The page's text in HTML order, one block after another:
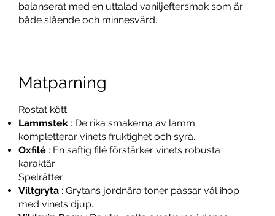
balanserat med en uttalad vaniljeftersmak som är
både slående och minnesvärd.
Matparning
Rostat kött:
Lammstek : De rika smakerna av lamm
kompletterar vinets fruktighet och syra.
Oxfilé : En saftig filé förstärker vinets robusta
karaktär.
Spelrätter:
Viltgryta : Grytans jordnära toner passar väl ihop
med vinets djup.